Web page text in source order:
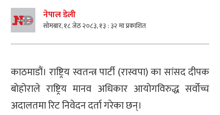
नेपाल डेली
सोमबार, १८ जेठ २०८३, १३ : ३२ मा प्रकाशित
काठमाडौं। राष्ट्रिय स्वतन्त्र पार्टी (रास्वपा) का सांसद दीपक
बोहोराले राष्ट्रिय मानव अधिकार आयोगविरुद्ध सर्वोच्च
अदालतमा रिट निवेदन दर्ता गरेका छन्।